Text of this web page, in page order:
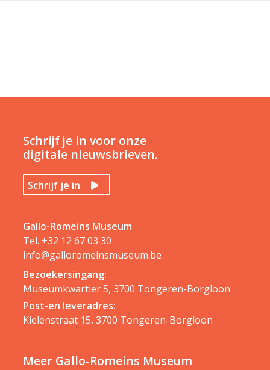
Schrijf je in voor onze
digitale nieuwsbrieven.
Schrijf je in
Gallo-Romeins Museum
Tel. +32 12 67 03 30
info@galloromeinsmuseum.be
Bezoekersingang:
Museumkwartier 5, 3700 Tongeren-Borgloon
Post-en leveradres:
Kielenstraat 15, 3700 Tongeren-Borgloon
Meer Gallo-Romeins Museum